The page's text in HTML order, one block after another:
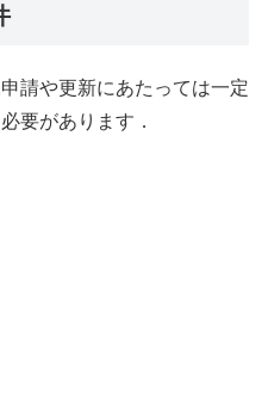
請や更新にあたっては一定
要があります．